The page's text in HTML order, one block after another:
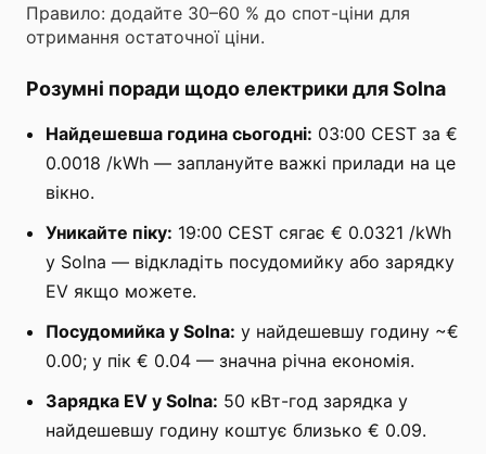
Правило: додайте 30–60 % до спот-ціни для
отримання остаточної ціни.
Розумні поради щодо електрики для Solna
Найдешевша година сьогодні: 03:00 CEST за €
0.0018 /kWh — заплануйте важкі прилади на це
вікно.
Уникайте піку: 19:00 CEST сягає € 0.0321 /kWh
у Solna — відкладіть посудомийку або зарядку
EV якщо можете.
Посудомийка у Solna: у найдешевшу годину ~€
0.00; у пік € 0.04 — значна річна економія.
Зарядка EV у Solna: 50 кВт-год зарядка у
найдешевшу годину коштує близько € 0.09.